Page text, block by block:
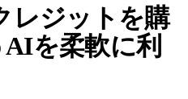
レジットを購
を柔軟に利